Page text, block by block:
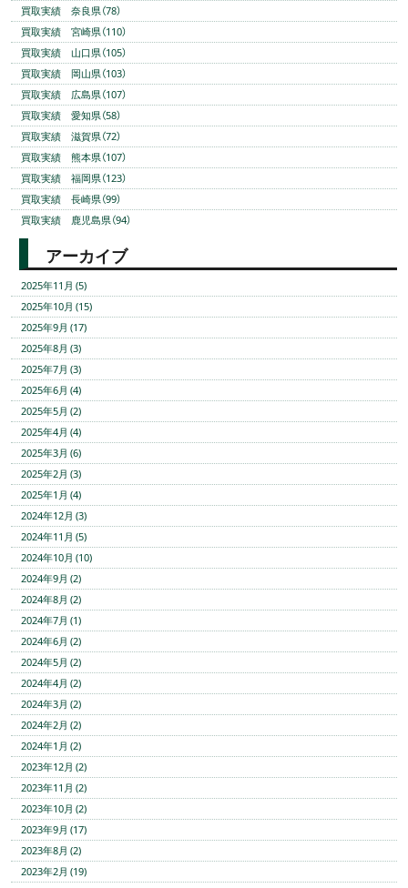
買取実績 奈良県（78）
買取実績 宮崎県（110）
買取実績 山口県（105）
買取実績 岡山県（103）
買取実績 広島県（107）
買取実績 愛知県（58）
買取実績 滋賀県（72）
買取実績 熊本県（107）
買取実績 福岡県（123）
買取実績 長崎県（99）
買取実績 鹿児島県（94）
アーカイブ
2025年11月 (5)
2025年10月 (15)
2025年9月 (17)
2025年8月 (3)
2025年7月 (3)
2025年6月 (4)
2025年5月 (2)
2025年4月 (4)
2025年3月 (6)
2025年2月 (3)
2025年1月 (4)
2024年12月 (3)
2024年11月 (5)
2024年10月 (10)
2024年9月 (2)
2024年8月 (2)
2024年7月 (1)
2024年6月 (2)
2024年5月 (2)
2024年4月 (2)
2024年3月 (2)
2024年2月 (2)
2024年1月 (2)
2023年12月 (2)
2023年11月 (2)
2023年10月 (2)
2023年9月 (17)
2023年8月 (2)
2023年2月 (19)